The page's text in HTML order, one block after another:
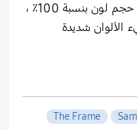
بتقنية Quantum Dot التي تتيح حجم لون بنسبة 100٪ ،
الألوان شديدة
The Frame